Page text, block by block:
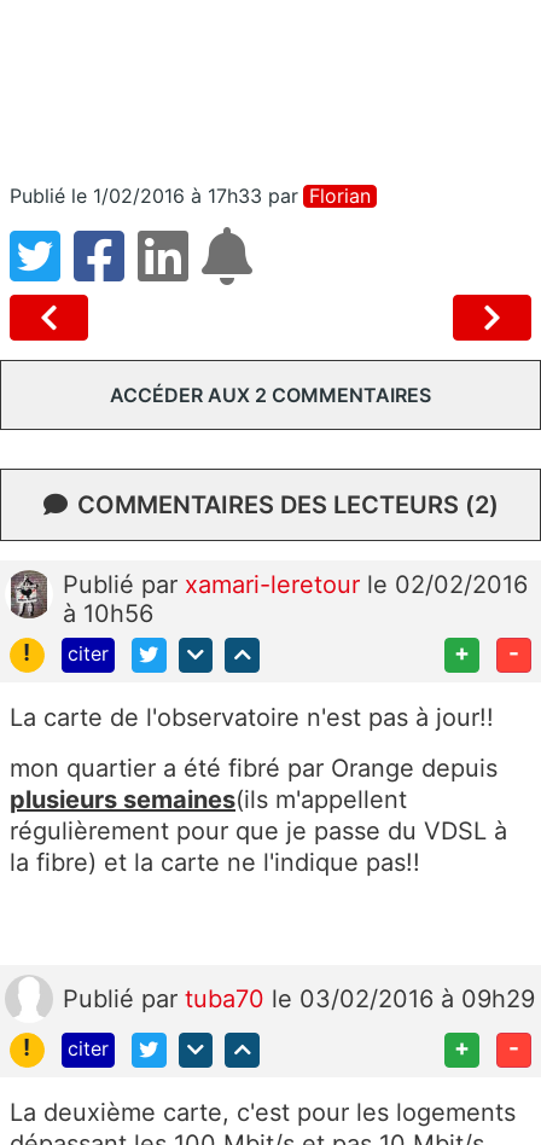
Publié le 1/02/2016 à 17h33 par Florian
ACCÉDER AUX 2 COMMENTAIRES
COMMENTAIRES DES LECTEURS (2)
Publié par xamari-leretour le 02/02/2016
à 10h56
!
citer + -
La carte de l'observatoire n'est pas à jour!!
mon quartier a été fibré par Orange depuis
plusieurs semaines(ils m'appellent
régulièrement pour que je passe du VDSL à
la fibre) et la carte ne l'indique pas!!
Publié par tuba70 le 03/02/2016 à 09h29
!
citer + -
La deuxième carte, c'est pour les logements